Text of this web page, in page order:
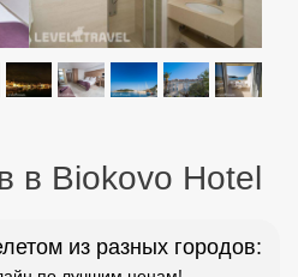
в Biokovo Hotel
из разных городов: